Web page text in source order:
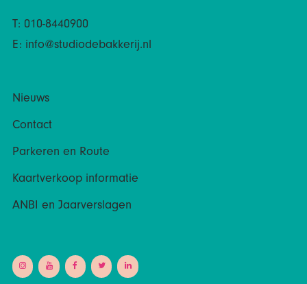
T: 010-8440900
E: info@studiodebakkerij.nl
Nieuws
Contact
Parkeren en Route
Kaartverkoop informatie
ANBI en Jaarverslagen